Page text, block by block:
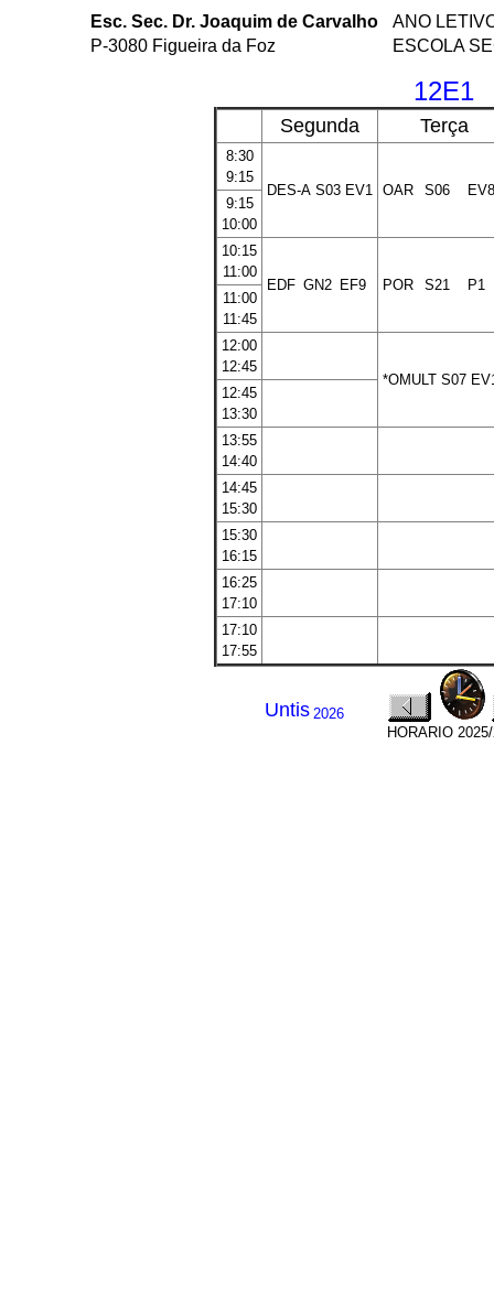
Esc. Sec. Dr. Joaquim de Carvalho
ANO
P-3080 Figueira da Foz
ESCOLA
12E1
Segunda
Terça
8:30
9:15
DES-A S03 EV1 OAR S06
EV8
9:15
10:00
10:15
11:00
EDF GN2 EF9 POR S21
P1
11:00
11:45
12:00
12:45
*OMULT S07
12:45
13:30
13:55
14:40
14:45
15:30
15:30
16:15
16:25
17:10
17:10
17:55
Untis 2026
HORARIO